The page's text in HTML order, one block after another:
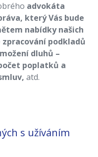
advokáta
který Vás bude
nabídky našich
zpracování podkladů
dluhů –
poplatků a
atd.
s užíváním